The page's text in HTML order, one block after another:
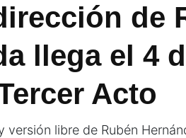
de
llega el 4
Acto
libre de Rubén